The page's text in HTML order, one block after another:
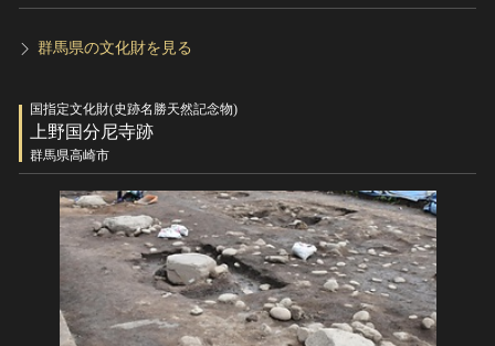
作品一覧
カテゴリで見る
全国の美術館・博物館
世界遺産
無形文化遺産
動画で見る無形の文化財
博物館、美術館の皆さまへ
関連サイトリンク
サイトマップ
サイトのご意見はこちら
群馬県の文化財を見る
国指定文化財(史跡名勝天然記念物)
上野国分尼寺跡
群馬県高崎市